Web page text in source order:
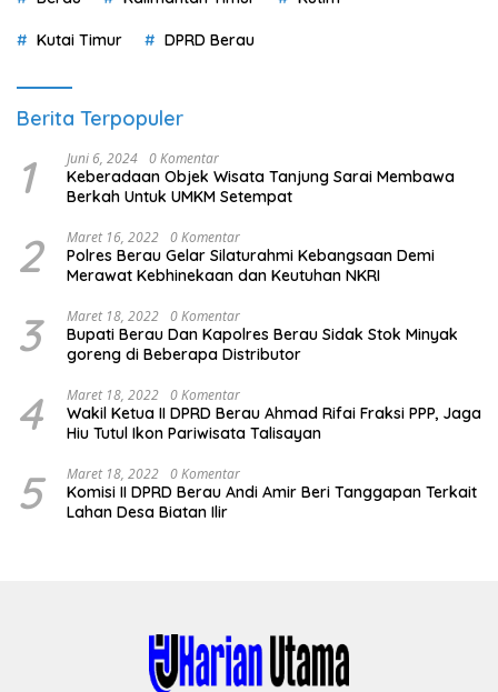
Kutai Timur DPRD Berau
Berita Terpopuler
1 Juni 6, 2024 0 Komentar
Keberadaan Objek Wisata Tanjung Sarai Membawa
Berkah Untuk UMKM Setempat
2 Maret 16, 2022 0 Komentar
Polres Berau Gelar Silaturahmi Kebangsaan Demi
Merawat Kebhinekaan dan Keutuhan NKRI
3 Maret 18, 2022 0 Komentar
Bupati Berau Dan Kapolres Berau Sidak Stok Minyak
goreng di Beberapa Distributor
4 Maret 18, 2022 0 Komentar
Wakil Ketua II DPRD Berau Ahmad Rifai Fraksi PPP, Jaga
Hiu Tutul Ikon Pariwisata Talisayan
5 Maret 18, 2022 0 Komentar
Komisi II DPRD Berau Andi Amir Beri Tanggapan Terkait
Lahan Desa Biatan Ilir